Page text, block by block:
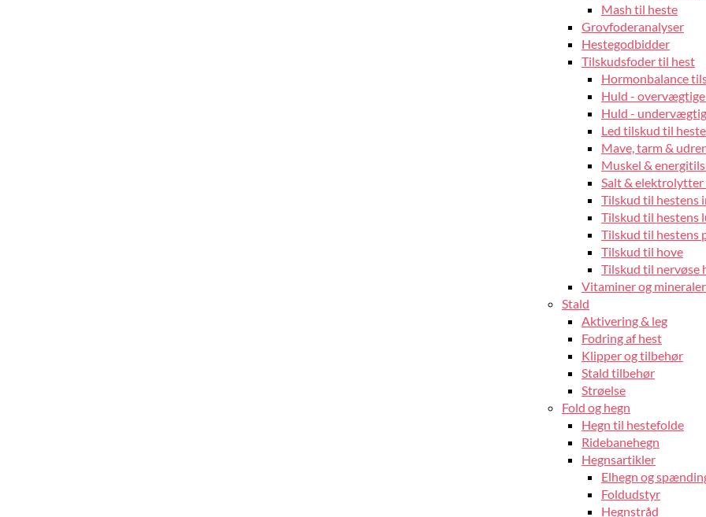
Mash til heste
Grovfoderanalyser
Hestegodbidder
Tilskudsfoder til hest
Hormonbalance
Huld -
Huld -
Led tilskud til heste
Mave, tarm &
Muskel &
Salt &
Tilskud til hestens
Tilskud til hestens
Tilskud til hestens
Tilskud til hove
Tilskud til nervøse
Vitaminer og
Stald
Aktivering & leg
Fodring af hest
Klipper og tilbehør
Stald tilbehør
Strøelse
Fold og hegn
Hegn til hestefolde
Ridebanehegn
Hegnsartikler
Elhegn og
Foldudstyr
Hegnstråd